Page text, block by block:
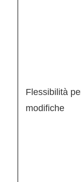
Flessibilità
modifiche